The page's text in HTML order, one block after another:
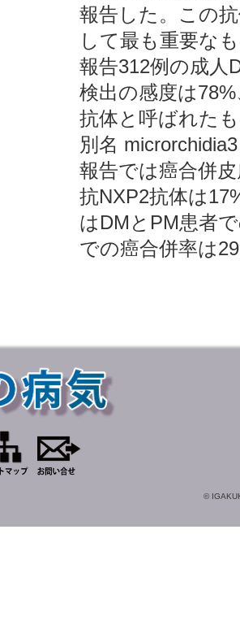
報告した。この
して最も重要な
報告312例の成人
検出の感度は
抗体と呼ばれた
別名
報告では癌合併
抗NXP2抗体は
はDMとPM患者
での癌合併率は
©